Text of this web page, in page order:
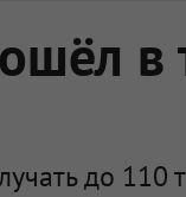
в
до 110